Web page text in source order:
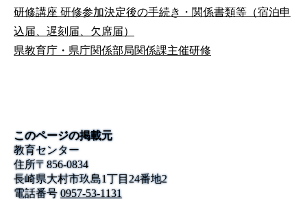
研修講座 研修参加決定後の手続き・関係書類等（宿泊申
込届、遅刻届、欠席届）
県教育庁・県庁関係部局関係課主催研修
このページの掲載元
教育センター
住所〒856-0834
長崎県大村市玖島1丁目24番地2
電話番号 0957-53-1131